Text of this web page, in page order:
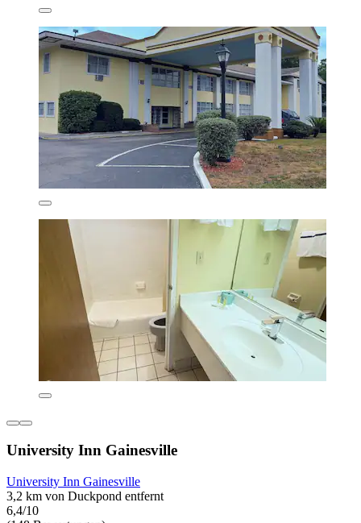
University Inn Gainesville
University Inn Gainesville
3,2 km von Duckpond entfernt
6,4/10